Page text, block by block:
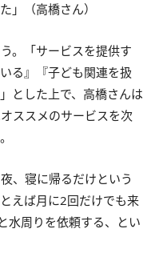
」（高橋さん）
。「サービスを提供す
る』『子ども関連を扱
とした上で、高橋さんは
ススメのサービスを次
、寝に帰るだけという
えば月に2回だけでも来
水周りを依頼する、とい